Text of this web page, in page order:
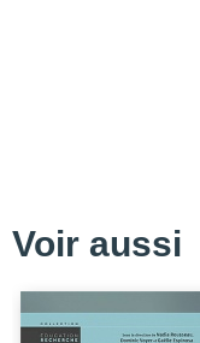
Voir aussi